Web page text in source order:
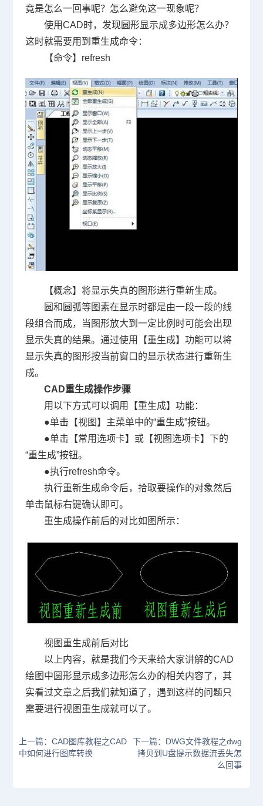
竟是怎么一回事呢？怎么避免这一现象呢？
使用CAD时，发现圆形显示成多边形怎么办？
这时就需要用到重生成命令：
【命令】 refresh
【概念】将显示失真的图形进行重新生成。
圆和圆弧等图素在显示时都是由一段一段的线
段组合而成，当图形放大到一定比例时可能会出现
显示失真的结果。通过使用【重生成】功能可以将
显示失真的图形按当前窗口的显示状态进行重新生
成。
CAD重生成操作步骤
用以下方式可以调用【重生成】功能：
●单击【视图】主菜单中的“重生成”按钮。
●单击【常用选项卡】或【视图选项卡】下的
“重生成”按钮。
●执行refresh命令。
执行重新生成命令后，拾取要操作的对象然后
单击鼠标右键确认即可。
重生成操作前后的对比如图所示：
视图重生成前后对比
以上内容，就是我们今天来给大家讲解的CAD
绘图中圆形显示成多边形怎么办的相关内容了，其
实看过文章之后我们就知道了，遇到这样的问题只
需要进行视图重生成就可以了。
上一篇：CAD图库教程之CAD
中如何进行图库转换
下一篇：DWG文件教程之dwg
拷贝到U盘提示数据流丢失怎
么回事